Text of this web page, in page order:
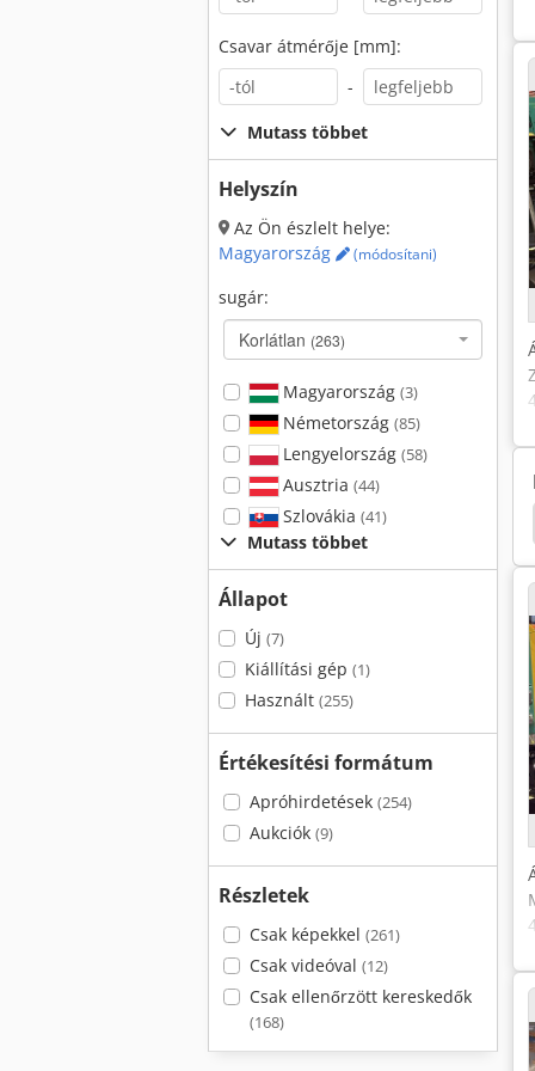
Csavar átmérője [mm]:
-
Mutass többet
Helyszín
Az Ön észlelt helye:
Magyarország
(módosítani)
sugár:
Korlátlan (263)
Magyarország (3)
Németország (85)
Lengyelország (58)
Ausztria (44)
Szlovákia (41)
Mutass többet
Állapot
Új (7)
Kiállítási gép (1)
Használt (255)
Értékesítési formátum
Apróhirdetések (254)
Aukciók (9)
Részletek
Csak képekkel (261)
Csak videóval (12)
Csak ellenőrzött kereskedők
(168)
Engel E-Victory 90 Schunk Gbk 500